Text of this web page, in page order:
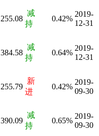
255.08
减
持
0.42%
2019-
12-31
384.58
减
持
0.64%
2019-
12-31
255.79
新
进
0.42%
2019-
09-30
390.09
减
持
0.65%
2019-
09-30